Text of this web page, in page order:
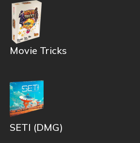
Movie Tricks
SETI (DMG)